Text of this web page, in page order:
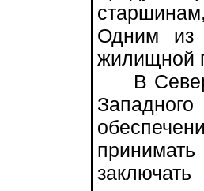
Одним из
жилищной
В